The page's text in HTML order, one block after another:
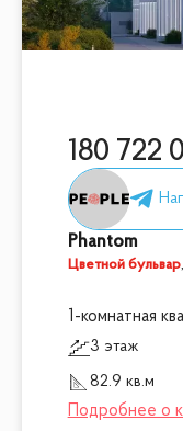
180 722
Phantom
Цветной бульвар,
1-комнатная
3 этаж
82.9 кв.м